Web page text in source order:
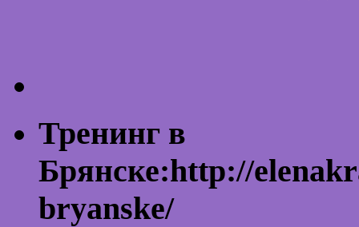
Тренинг в
Брянске:http://
bryanske/